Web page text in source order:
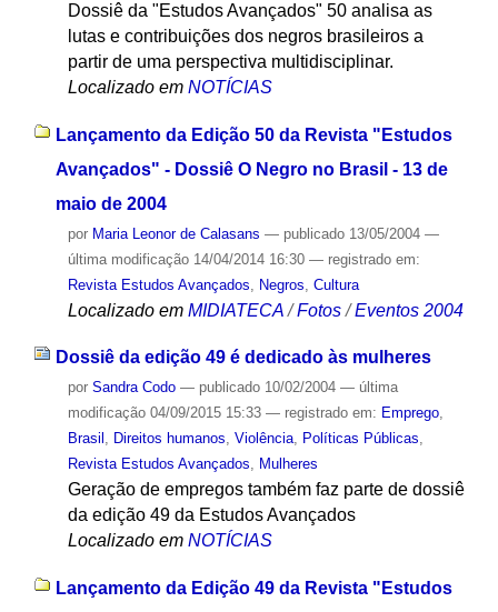
Dossiê da "Estudos Avançados" 50 analisa as
lutas e contribuições dos negros brasileiros a
partir de uma perspectiva multidisciplinar.
Localizado em NOTÍCIAS
Lançamento da Edição 50 da Revista "Estudos
Avançados" - Dossiê O Negro no Brasil - 13 de
maio de 2004
por Maria Leonor de Calasans — publicado13/05/2004 —
última modificação14/04/2014 16:30 — registrado em:
Revista Estudos Avançados
Negros Cultura
Localizado em MIDIATECA /Fotos /Eventos 2004
Dossiê da edição 49 é dedicado às mulheres
por Sandra Codo — publicado10/02/2004 — última
modificação04/09/2015 15:33 — registrado em: Emprego,
Brasil , Direitos humanos, Violência, Políticas Públicas,
Revista Estudos Avançados, Mulheres
Geração de empregos também faz parte de dossiê
da edição 49 da Estudos Avançados
Localizado em NOTÍCIAS
Lançamento da Edição 49 da Revista "Estudos